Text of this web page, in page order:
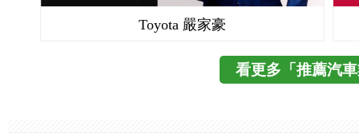
Toyota 嚴家豪
看更多「推薦汽